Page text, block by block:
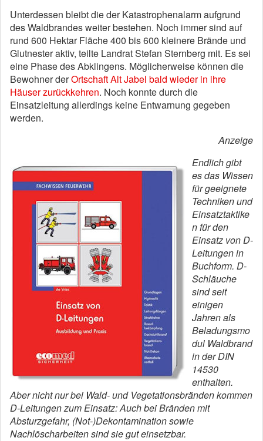
Unterdessen bleibt die der Katastrophenalarm aufgrund
des Waldbrandes weiter bestehen. Noch immer sind auf
rund 600 Hektar Fläche 400 bis 600 kleinere Brände und
Glutnester aktiv, teilte Landrat Stefan Sternberg mit. Es sei
eine Phase des Abklingens. Möglicherweise können die
Bewohner derOrtschaft Alt Jabel bald wieder in ihre
Häuser zurückkehren. Noch konnte durch die
Einsatzleitung allerdings keine Entwarnung gegeben
werden.
Anzeige
Endlich gibt
es das Wissen
für geeignete
Techniken und
Einsatztaktike
n für den
Einsatz von D-
Leitungen in
Buchform. D-
Schläuche
sind seit
einigen
Jahren als
Beladungsmo
dul Waldbrand
in der DIN
14530
enthalten.
Aber nicht nur bei Wald- und Vegetationsbränden kommen
D-Leitungen zum Einsatz: Auch bei Bränden mit
Absturzgefahr, (Not-)Dekontamination sowie
Nachlöscharbeiten sind sie gut einsetzbar.